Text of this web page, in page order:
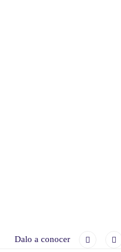
Dalo a conocer